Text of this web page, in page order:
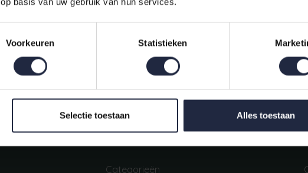
Voorkeuren Statistieken
Selectie toestaan Alles toestaan
op voorraad, op werkdagen vóór 16:00 uur verstuurd. Gratis
Mijn account
Snel regelen in je account. Volg je bestelling, betaal facturen of
retourneer een artikel.
We
Categorieën